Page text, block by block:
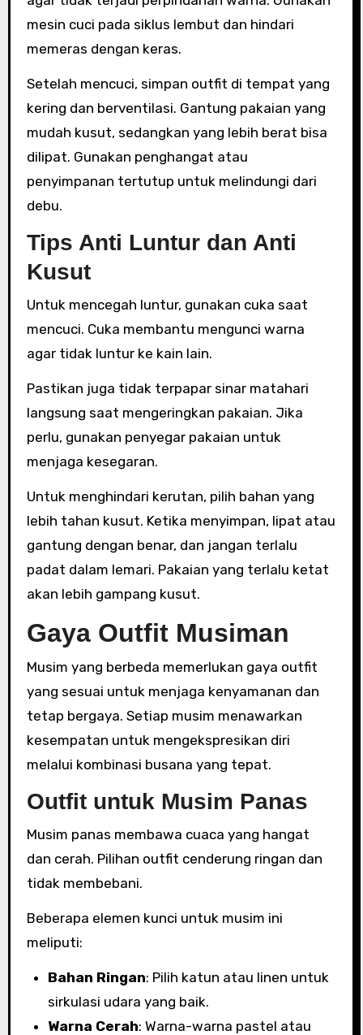
mesin cuci pada siklus lembut dan hindari
memeras dengan keras.
Setelah mencuci, simpan outfit di tempat yang
kering dan berventilasi. Gantung pakaian yang
mudah kusut, sedangkan yang lebih berat bisa
dilipat. Gunakan penghangat atau
penyimpanan tertutup untuk melindungi dari
debu.
Tips Anti Luntur dan Anti
Kusut
Untuk mencegah luntur, gunakan cuka saat
mencuci. Cuka membantu mengunci warna
agar tidak luntur ke kain lain.
Pastikan juga tidak terpapar sinar matahari
langsung saat mengeringkan pakaian. Jika
perlu, gunakan penyegar pakaian untuk
menjaga kesegaran.
Untuk menghindari kerutan, pilih bahan yang
lebih tahan kusut. Ketika menyimpan, lipat atau
gantung dengan benar, dan jangan terlalu
padat dalam lemari. Pakaian yang terlalu ketat
akan lebih gampang kusut.
Gaya Outfit Musiman
Musim yang berbeda memerlukan gaya outfit
yang sesuai untuk menjaga kenyamanan dan
tetap bergaya. Setiap musim menawarkan
kesempatan untuk mengekspresikan diri
melalui kombinasi busana yang tepat.
Outfit untuk Musim Panas
Musim panas membawa cuaca yang hangat
dan cerah. Pilihan outfit cenderung ringan dan
tidak membebani.
Beberapa elemen kunci untuk musim ini
meliputi:
Bahan Ringan: Pilih katun atau linen untuk
sirkulasi udara yang baik.
Warna Cerah: Warna-warna pastel atau